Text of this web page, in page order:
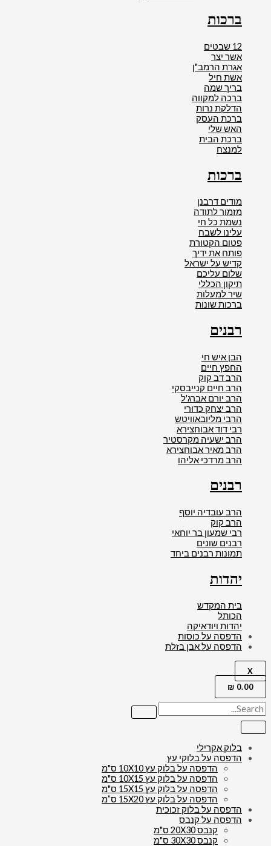
ברכות
12 שבטים
אשר יצר
אגרת הרמב"ן
אשת חיל
בריך שמה
ברכה למקווה
הדלקת נרות
ברכת העסק
האש שלי
ברכת הבית
למנצח
ברכות
מודים דרבנן
מזמור לתודה
נשמת כל חי
עלינו לשבח
פטום הקטורת
פותח את ידיך
קדיש על ישראל
שלום עליכם
תיקון הכללי
שיר למעלות
ברכות שונות
רבנים
הבן איש חי
החפץ חיים
הרב דב קוק
הרב חיים קנייבסקי
הרב יורם אברג'ל
הרב יצחק כדורי
הרבי מליובאוויטש
רבי דוד אבוחצירא
הרב ישעיה מקרסטיר
הרב מאיר אבוחצירא
הרב מרדכי אליהו
רבנים
הרב עובדיה יוסף
הרב קוק
רבי שמעון בר יוחאי
רבנים שונים
תמונות רבנים ביחד
יהדות
בית המקדש
הכותל
יהדות ויודאיקה
הדפסה על כוסות
הדפסה על אבן בזלת
X
0.00
₪
בלוק אקרילי
הדפסה על בלוקי עץ
הדפסה על בלוק עץ 10X10 ס"מ
הדפסה על בלוק עץ 10X15 ס"מ
הדפסה על בלוק עץ 15X15 ס"מ
הדפסה על בלוק עץ 15X20 ס”מ
הדפסה על בלוק זכוכית
הדפסה על קנבס
קנבס 20X30 ס"מ
קנבס 30X30 ס"מ